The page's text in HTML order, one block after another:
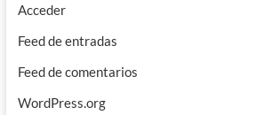
Acceder
Feed de entradas
Feed de comentarios
WordPress.org